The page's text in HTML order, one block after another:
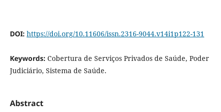
DOI: https://doi.org/10.11606/issn.2316-9044.v14i1p122-131
Keywords: Cobertura de Serviços Privados de Saúde, Poder
Judiciário, Sistema de Saúde.
Abstract